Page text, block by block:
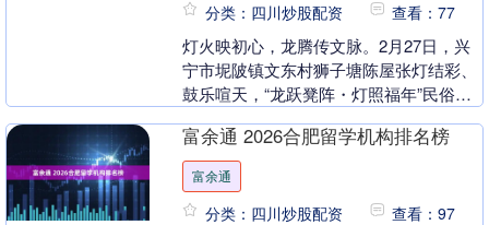
分类：四川炒股配资 查看：77
灯火映初心，龙腾传文脉。2月27日，兴
宁市坭陂镇文东村狮子塘陈屋张灯结彩、
鼓乐喧天，“龙跃凳阵・灯照福年”民俗技
遗“上灯”习俗为....
富余通 2026合肥留学机构排名榜
富余通
分类：四川炒股配资 查看：97